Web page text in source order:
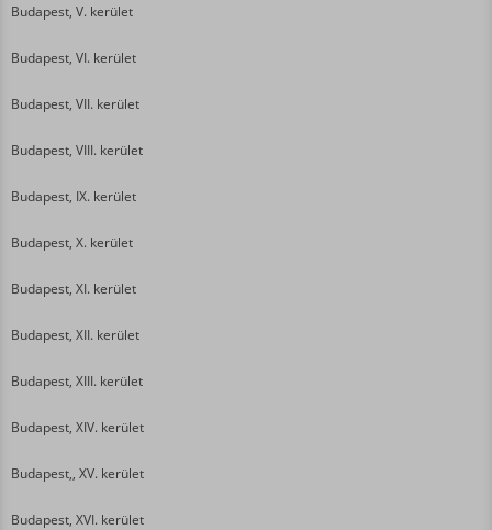
Budapest, V. kerület
Budapest, VI. kerület
Budapest, VII. kerület
Budapest, VIII. kerület
Budapest, IX. kerület
Budapest, X. kerület
Budapest, XI. kerület
Budapest, XII. kerület
Budapest, XIII. kerület
Budapest, XIV. kerület
Budapest,, XV. kerület
Budapest, XVI. kerület